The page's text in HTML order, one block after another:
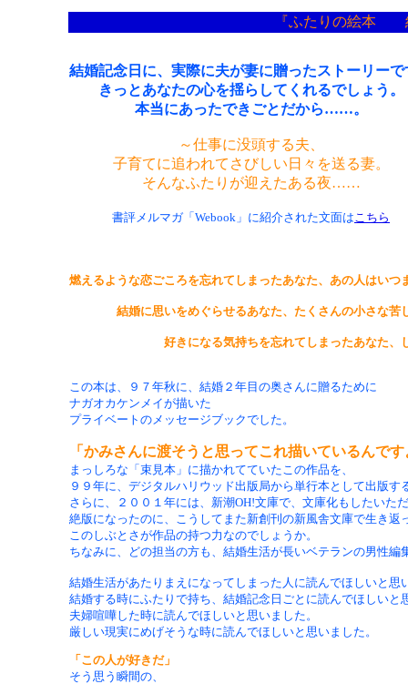
『ふたりの絵本
結婚記念日に、実際に夫が妻に贈ったストーリーで
きっとあなたの心を揺らしてくれるでしょう。
本当にあったできごとだから……。
～仕事に没頭する夫、
子育てに追われてさびしい日々を送る妻。
そんなふたりが迎えたある夜……
書評メルマガ「Webook」に紹介された文面はこちら
燃えるような恋ごころを忘れてしまったあなた、あの人はいつ
結婚に思いをめぐらせるあなた、たくさんの小さな苦し
好きになる気持ちを忘れてしまったあなた、しめつ
この本は、９７年秋に、結婚２年目の奥さんに贈るために
ナガオカケンメイが描いた
プライベートのメッセージブックでした。
「かみさんに渡そうと思ってこれ描いているんです
まっしろな「束見本」に描かれてていたこの作品を、
９９年に、デジタルハリウッド出版局から単行本として出版す
さらに、２００１年には、新潮OH!文庫で、文庫化もしたいた
絶版になったのに、こうしてまた新創刊の新風舎文庫で生き返
このしぶとさが作品の持つ力なのでしょうか。
ちなみに、どの担当の方も、結婚生活が長いベテランの男性
結婚生活があたりまえになってしまった人に読んでほしいと思
結婚する時にふたりで持ち、結婚記念日ごとに読んでほしいと
夫婦喧嘩した時に読んでほしいと思いました。
厳しい現実にめげそうな時に読んでほしいと思いました。
「この人が好きだ」
そう思う瞬間の、